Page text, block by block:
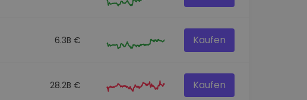
6.3B € Kaufen
28.2B € Kaufen